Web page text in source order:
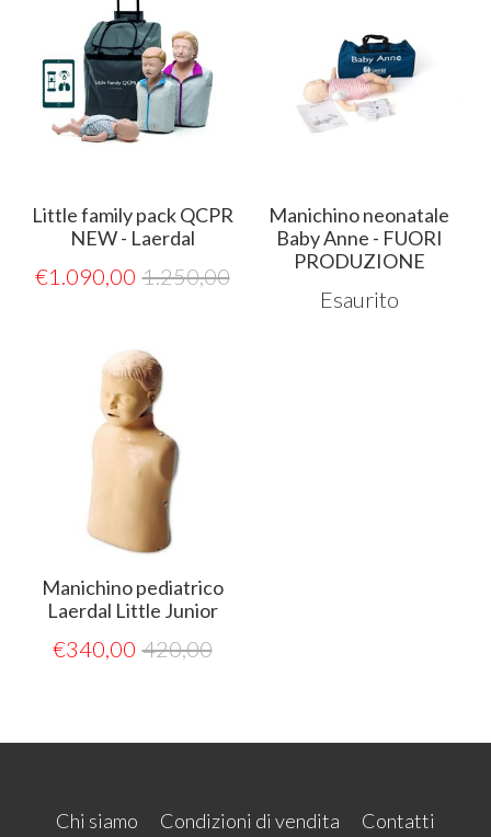
Little family pack QCPR
NEW - Laerdal
€1.090,00 1.250,00
Manichino neonatale
Baby Anne - FUORI
PRODUZIONE
Esaurito
Manichino pediatrico
Laerdal Little Junior
€340,00 420,00
Chi siamo Condizioni di vendita Contatti